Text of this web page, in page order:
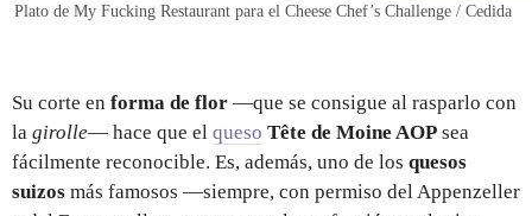
Plato de My Fucking Restaurant para el Cheese Chef’s Challenge / Cedida
Su corte en forma de flor —que se consigue al rasparlo con
la girolle— hace que el queso Tête de Moine AOP sea
fácilmente reconocible. Es, además, uno de los quesos
suizos más famosos —siempre, con permiso del Appenzeller